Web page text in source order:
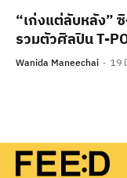
“เก่งแต่ลับหลัง”
รวมตัวศิลปิน T-
Wanida Maneechai 19